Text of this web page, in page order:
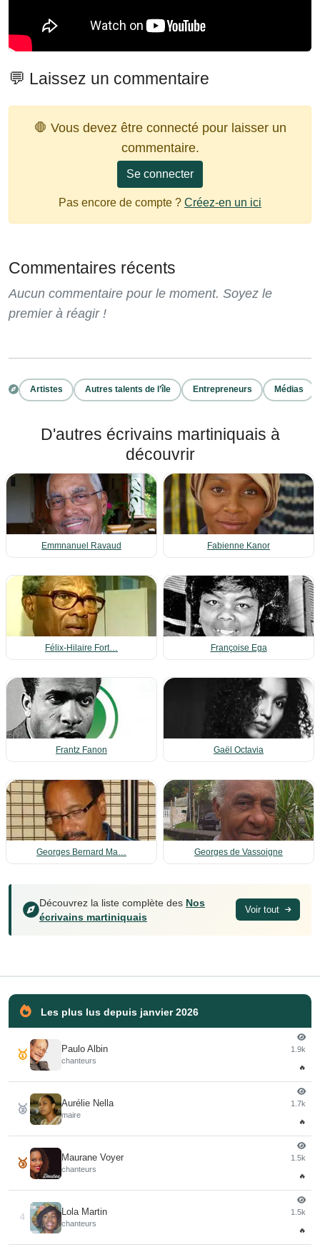
💬 Laissez un commentaire
🛑 Vous devez être connecté pour laisser un
commentaire.
Se connecter
Pas encore de compte ? Créez-en un ici
Commentaires récents
Aucun commentaire pour le moment. Soyez le
premier à réagir !
Artistes Autres talents de l’île Entrepreneurs Médias
D'autres écrivains martiniquais à
découvrir
Emmnanuel Ravaud Fabienne Kanor
Félix-Hilaire Fort… Françoise Ega
Frantz Fanon Gaël Octavia
Georges Bernard Ma… Georges de Vassoigne
Découvrez la liste complète des Nos
écrivains martiniquais
Voir tout
Les plus lus depuis janvier 2026
🥇 Paulo Albin
chanteurs
1.9k
🔥
🥈 Aurélie Nella
maire
1.7k
🔥
🥉 Maurane Voyer
chanteurs
1.5k
🔥
4
Lola Martin
chanteurs
1.5k
🔥